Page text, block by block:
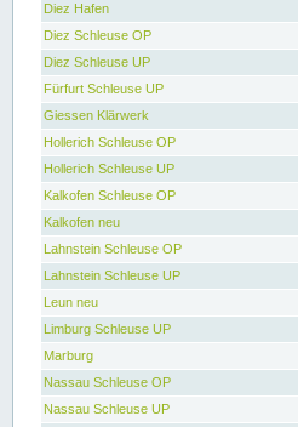
Diez Hafen
Diez Schleuse OP
Diez Schleuse UP
Fürfurt Schleuse UP
Giessen Klärwerk
Hollerich Schleuse OP
Hollerich Schleuse UP
Kalkofen Schleuse OP
Kalkofen neu
Lahnstein Schleuse OP
Lahnstein Schleuse UP
Leun neu
Limburg Schleuse UP
Marburg
Nassau Schleuse OP
Nassau Schleuse UP